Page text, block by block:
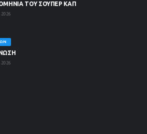
ΤΟΥ ΣΟΥΠΕΡ ΚΑΠ